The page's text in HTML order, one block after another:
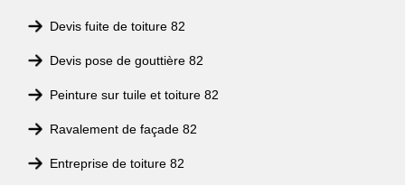
Devis fuite de toiture 82
Devis pose de gouttière 82
Peinture sur tuile et toiture 82
Ravalement de façade 82
Entreprise de toiture 82